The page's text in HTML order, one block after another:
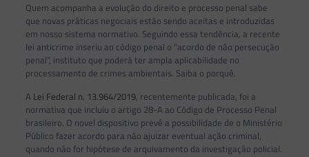
Quem acompanha a evolução do direito e processo penal sabe
que novas práticas negociais estão sendo aceitas e introduzidas
em nosso sistema normativo. Seguindo essa tendência, a recente
lei anticrime inseriu ao código penal o “acordo de não persecução
penal”, instituto que poderá ter ampla aplicabilidade no
processamento de crimes ambientais. Saiba o porquê.
A Lei Federal n. 13.964/2019, recentemente publicada, foi a
normativa que incluiu o artigo 28-A ao Código de Processo Penal
brasileiro. O novel dispositivo prevê a possibilidade de o Ministério
Público fazer acordo para não ajuizar eventual ação criminal,
quando não for hipótese de arquivamento da investigação policial.